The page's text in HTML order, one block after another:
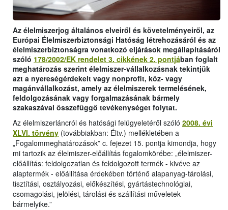
Az élelmiszerjog általános elveiről és követelményeiről, az
Európai Élelmiszerbiztonsági Hatóság létrehozásáról és az
élelmiszerbiztonságra vonatkozó eljárások megállapításáról
szóló 178/2002/EK rendelet 3. cikkének 2. pontjában foglalt
meghatározás szerint élelmiszer-vállalkozásnak tekintjük
azt a nyereségérdekelt vagy nonprofit, köz- vagy
magánvállalkozást, amely az élelmiszerek termelésének,
feldolgozásának vagy forgalmazásának bármely
szakaszával összefüggő tevékenységet folytat.
Az élelmiszerláncról és hatósági felügyeletéről szóló 2008. évi
XLVI. törvény (továbbiakban: Éltv.) mellékletében a
„Fogalommeghatározások” c. fejezet 15. pontja kimondja, hogy
mi tartozik az élelmiszer-előállítás fogalomkörébe: „élelmiszer-
előállítás: feldolgozatlan és feldolgozott termék - kivéve az
alaptermék - előállítása érdekében történő alapanyag-tárolási,
tisztítási, osztályozási, előkészítési, gyártástechnológiai,
csomagolási, jelölési, tárolási és szállítási műveletek
bármelyike.”